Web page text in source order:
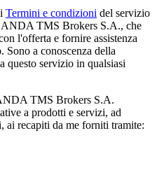
Termini e condizioni del servizio
TMS Brokers S.A., che
l'offerta e fornire assistenza
Sono a conoscenza della
questo servizio in qualsiasi
TMS Brokers S.A.
a prodotti e servizi, ad
ai recapiti da me forniti tramite: